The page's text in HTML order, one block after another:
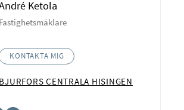
Ketola
Fastighetsmäklare
KONTAKTA MIG
BJURFORS CENTRALA HISINGEN